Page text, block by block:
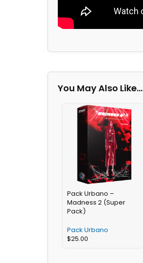
You May Also Like…
Pack Urbano –
Madness 2 (Super
Pack)
Pack Urbano
$25.00